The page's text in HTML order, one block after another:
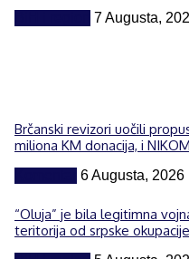
7 Augusta,
Brčanski revizori uočili
miliona KM donacija, i
6 Augusta, 2026
“Oluja” je bila legitimna
teritorija od srpske